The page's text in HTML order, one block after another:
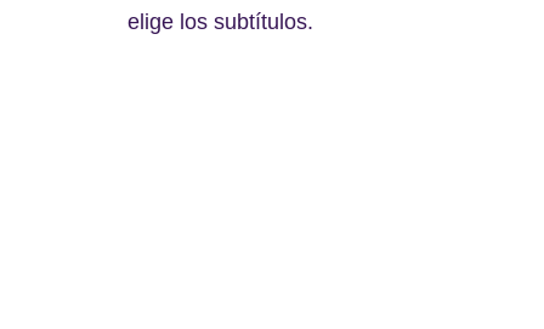
elige los subtítulos.